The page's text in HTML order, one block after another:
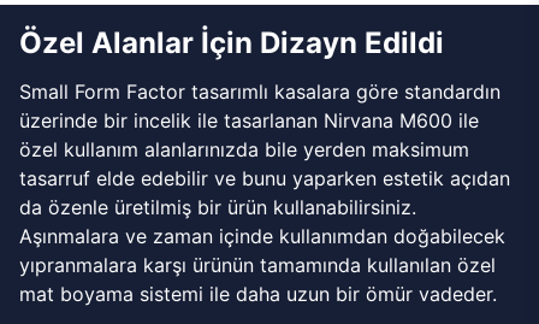
Özel Alanlar İçin Dizayn Edildi
Small Form Factor tasarımlı kasalara göre standardın
üzerinde bir incelik ile tasarlanan Nirvana M600 ile
özel kullanım alanlarınızda bile yerden maksimum
tasarruf elde edebilir ve bunu yaparken estetik açıdan
da özenle üretilmiş bir ürün kullanabilirsiniz.
Aşınmalara ve zaman içinde kullanımdan doğabilecek
yıpranmalara karşı ürünün tamamında kullanılan özel
mat boyama sistemi ile daha uzun bir ömür vadeder.